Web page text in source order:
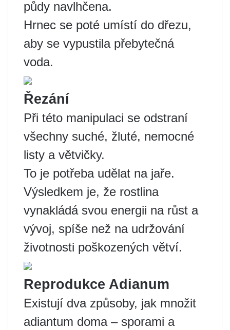
půdy navlhčena.
Hrnec se poté umístí do dřezu,
aby se vypustila přebytečná
voda.
Řezání
Při této manipulaci se odstraní
všechny suché, žluté, nemocné
listy a větvičky.
To je potřeba udělat na jaře.
Výsledkem je, že rostlina
vynakládá svou energii na růst a
vývoj, spíše než na udržování
životnosti poškozených větví.
Reprodukce Adianum
Existují dva způsoby, jak množit
adiantum doma – sporami a